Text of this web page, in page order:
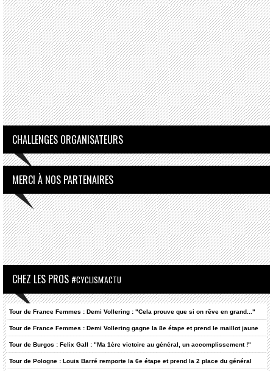
CHALLENGES ORGANISATEURS
MERCI À NOS PARTENAIRES
CHEZ LES PROS #CYCLISM'ACTU
Tour de France Femmes : Demi Vollering : "Cela prouve que si on rêve en grand..."
Tour de France Femmes : Demi Vollering gagne la 8e étape et prend le maillot jaune
Tour de Burgos : Felix Gall : "Ma 1ère victoire au général, un accomplissement !"
Tour de Pologne : Louis Barré remporte la 6e étape et prend la 2 place du général